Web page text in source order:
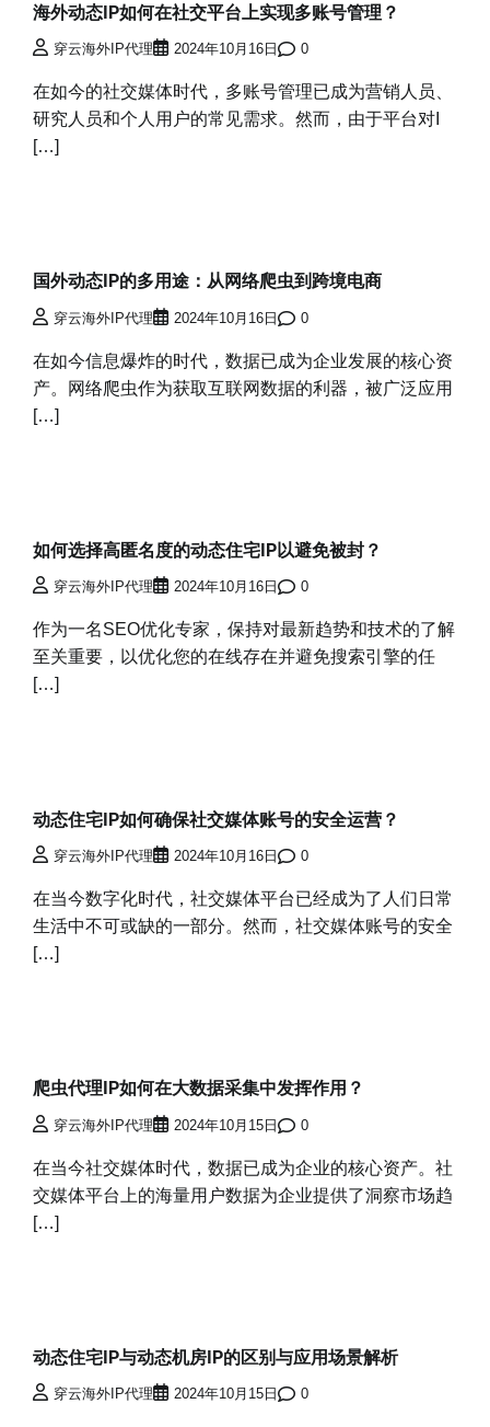
海外动态IP如何在社交平台上实现多账号管理？
穿云海外IP代理 2024年10月16日 0
在如今的社交媒体时代，多账号管理已成为营销人员、
研究人员和个人用户的常见需求。然而，由于平台对I
[…]
国外动态IP的多用途：从网络爬虫到跨境电商
穿云海外IP代理 2024年10月16日 0
在如今信息爆炸的时代，数据已成为企业发展的核心资
产。网络爬虫作为获取互联网数据的利器，被广泛应用
[…]
如何选择高匿名度的动态住宅IP以避免被封？
穿云海外IP代理 2024年10月16日 0
作为一名SEO优化专家，保持对最新趋势和技术的了解
至关重要，以优化您的在线存在并避免搜索引擎的任
[…]
动态住宅IP如何确保社交媒体账号的安全运营？
穿云海外IP代理 2024年10月16日 0
在当今数字化时代，社交媒体平台已经成为了人们日常
生活中不可或缺的一部分。然而，社交媒体账号的安全
[…]
爬虫代理IP如何在大数据采集中发挥作用？
穿云海外IP代理 2024年10月15日 0
在当今社交媒体时代，数据已成为企业的核心资产。社
交媒体平台上的海量用户数据为企业提供了洞察市场趋
[…]
动态住宅IP与动态机房IP的区别与应用场景解析
穿云海外IP代理 2024年10月15日 0